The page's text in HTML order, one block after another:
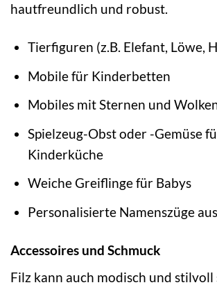
hautfreundlich und robust.
Tierfiguren (z.B. Elefant, Löwe,
Mobile für Kinderbetten
Mobiles mit Sternen und
Spielzeug-Obst oder -Gemüse
Kinderküche
Weiche Greiflinge für Babys
Personalisierte Namenszüge
Accessoires und Schmuck
Filz kann auch modisch und stilvoll